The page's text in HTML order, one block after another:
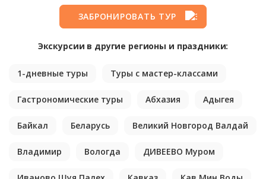
ЗАБРОНИРОВАТЬ ТУР
Экскурсии в другие регионы и праздники:
1-дневные туры Туры с мастер-классами
Гастрономические туры Абхазия Адыгея
Байкал Беларусь Великий Новгород Валдай
Владимир Вологда ДИВЕЕВО Муром